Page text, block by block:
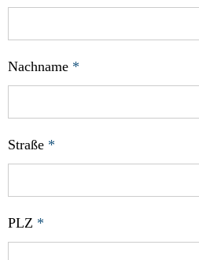
Nachname *
Straße *
PLZ *